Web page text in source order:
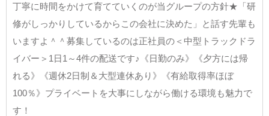
丁寧に時間をかけて育てていくのが当グループの方針★「研
修がしっかりしているからこの会社に決めた」と話す先輩も
いますよ＾＾募集しているのは正社員の＜中型トラックドラ
イバー＞1日1～4件の配送です♪《日勤のみ》《夕方には帰
れる》《週休2日制＆大型連休あり》《有給取得率ほぼ
100％》プライベートを大事にしながら働ける環境も魅力で
す！